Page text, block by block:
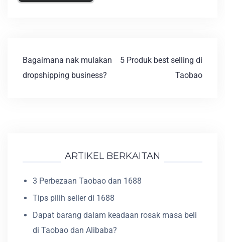
Bagaimana nak mulakan
dropshipping business?
5 Produk best selling di
Taobao
ARTIKEL BERKAITAN
3 Perbezaan Taobao dan 1688
Tips pilih seller di 1688
Dapat barang dalam keadaan rosak masa beli
di Taobao dan Alibaba?